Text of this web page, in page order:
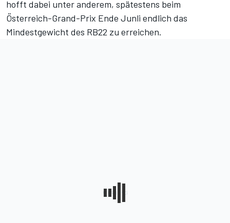
hofft dabei unter anderem, spätestens beim
Österreich-Grand-Prix Ende Junli endlich das
Mindestgewicht des RB22 zu erreichen.